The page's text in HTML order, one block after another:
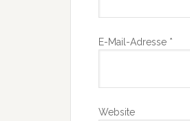
E-Mail-Adresse *
Website